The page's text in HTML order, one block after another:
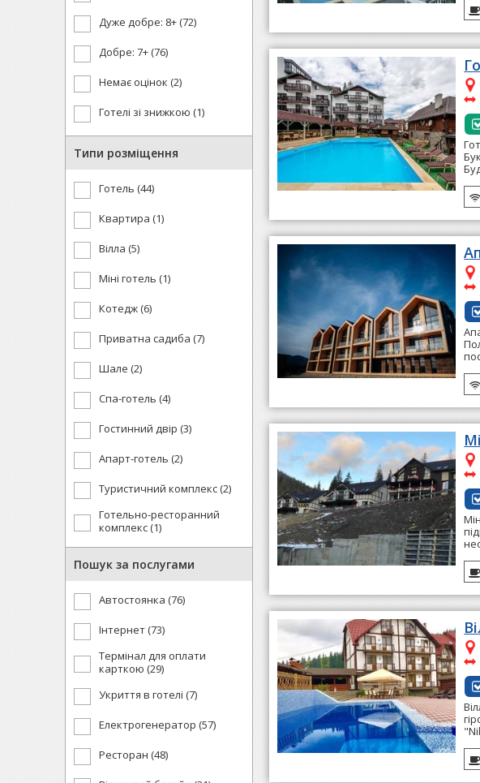
Дуже добре: 8+ (72)
Добре: 7+ (76)
Немає оцінок (2)
Готелі зі знижкою (1)
Типи розміщення
Готель (44)
Квартира (1)
Вілла (5)
Міні готель (1)
Котедж (6)
Приватна садиба (7)
Шале (2)
Спа-готель (4)
Гостинний двір (3)
Апарт-готель (2)
Туристичний комплекс (2)
Готельно-ресторанний
комплекс (1)
Пошук за послугами
Автостоянка (76)
Інтернет (73)
Термінал для оплати
карткою (29)
Укриття в готелі (7)
Електрогенератор (57)
Ресторан (48)
~
~
~
~